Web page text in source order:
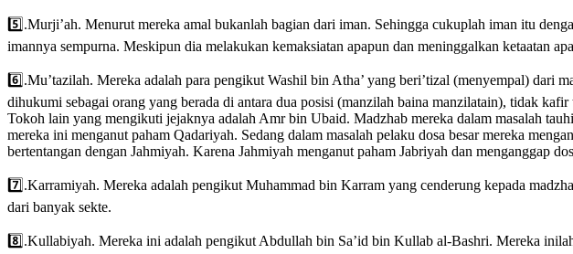
5️⃣.Murji’ah. Menurut mereka amal bukanlah bagian dari iman. Sehingga cukuplah iman itu
imannya sempurna. Meskipun dia melakukan kemaksiatan apapun dan meninggalkan ketaatan
6️⃣.Mu’tazilah. Mereka adalah para pengikut Washil bin Atha’ yang beri’tizal (menyempal) dari
dihukumi sebagai orang yang berada di antara dua posisi (manzilah baina manzilatain), tidak
Tokoh lain yang mengikuti jejaknya adalah Amr bin Ubaid. Madzhab mereka dalam masalah
mereka ini menganut paham Qadariyah. Sedang dalam masalah pelaku dosa besar mereka
bertentangan dengan Jahmiyah. Karena Jahmiyah menganut paham Jabriyah dan menganggap
7️⃣.Karramiyah. Mereka adalah pengikut Muhammad bin Karram yang cenderung kepada
dari banyak sekte.
8️⃣.Kullabiyah. Mereka ini adalah pengikut Abdullah bin Sa’id bin Kullab al-Bashri. Mereka